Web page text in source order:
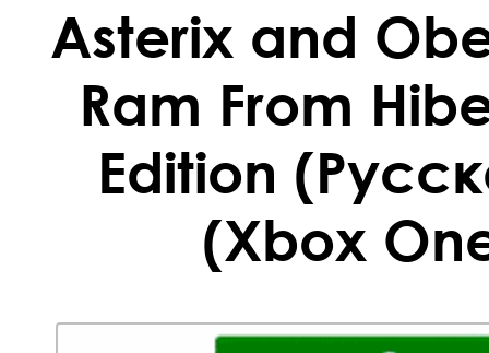
Asterix and
Ram From
Edition
(Xbox